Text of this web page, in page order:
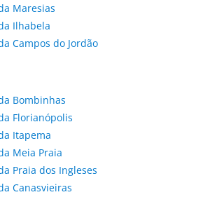
Maresias
Ilhabela
Campos do Jordão
Bombinhas
Florianópolis
Itapema
Meia Praia
Praia dos Ingleses
Canasvieiras